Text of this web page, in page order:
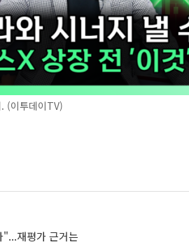
(이투데이TV)
재평가 근거는